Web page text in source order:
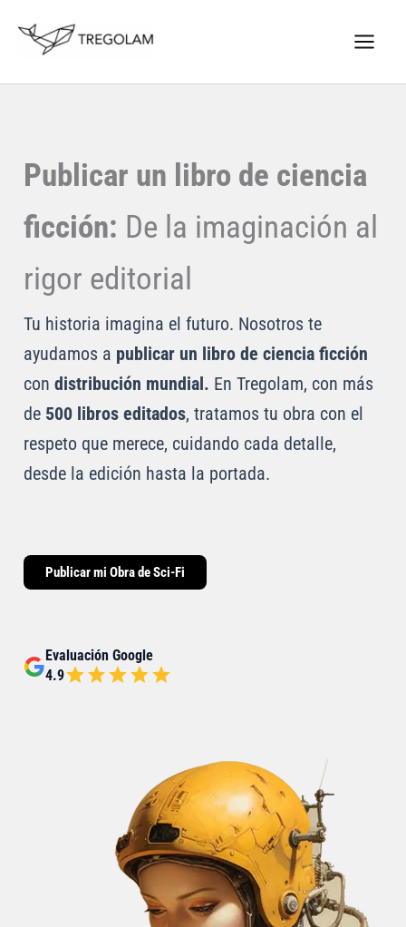
Publicar un libro de ciencia
ficción: De la imaginación al
rigor editorial
Tu historia imagina el futuro. Nosotros te
ayudamos a publicar un libro de ciencia ficción
con distribución mundial. En Tregolam, con más
de 500 libros editados, tratamos tu obra con el
respeto que merece, cuidando cada detalle,
desde la edición hasta la portada.
Publicar mi Obra de Sci-Fi
Evaluación Google
4.9